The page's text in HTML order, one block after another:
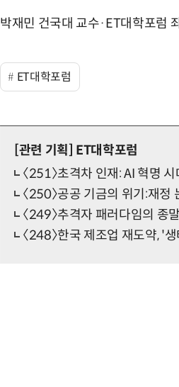
박재민 건국대 교수·ET대학포
ET대학포럼
[관련 기획] ET대학포럼
〈251〉초격차 인재: AI 혁명
〈250〉공공 기금의 위기:재
〈249〉추격자 패러다임의 종
〈248〉한국 제조업 재도약, '